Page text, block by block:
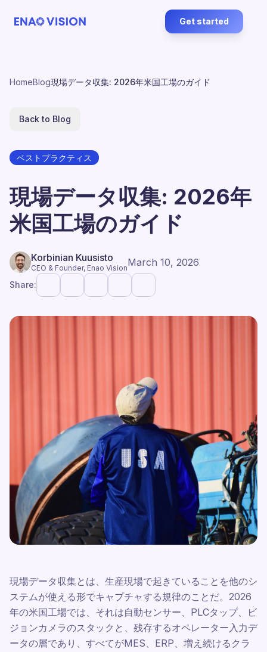
Get started
HomeBlog現場データ収集: 2026年米国工場のガイド
Back to Blog
ベストプラクティス
現場データ収集: 2026年
米国工場のガイド
Korbinian Kuusisto
CEO & Founder, Enao VisionMarch 10, 2026
Share:
現場データ収集とは、生産現場で起きていることを他のシ
ステムが使える形でキャプチャする規律のことだ。2026
年の米国工場では、それは自動センサー、PLCタップ、ビ
ジョンカメラのスタックと、残存するオペレーター入力デ
ータの層であり、すべてがMES、ERP、増え続けるクラ